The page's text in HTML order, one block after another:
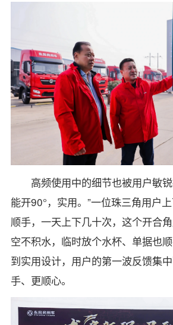
高频使用中的细节也被用户敏
能开90°，实用。”一位珠三角用户
顺手，一天上下几十次，这个开合
空不积水，临时放个水杯、单据也
到实用设计，用户的第一波反馈集
手、更顺心。